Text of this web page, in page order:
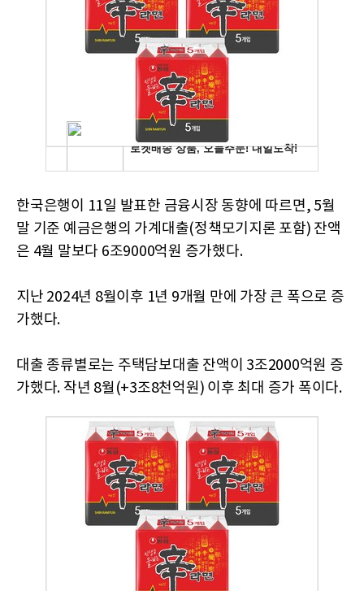
한국은행이 11일 발표한 금융시장 동향에 따르면, 5월
말 기준 예금은행의 가계대출(정책모기지론 포함) 잔액
은 4월 말보다 6조9000억원 증가했다.
지난 2024년 8월이후 1년 9개월 만에 가장 큰 폭으로 증
가했다.
대출 종류별로는 주택담보대출 잔액이 3조2000억원 증
가했다. 작년 8월(+3조8천억원) 이후 최대 증가 폭이다.